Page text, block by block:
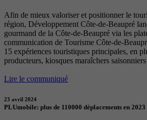
Afin de mieux valoriser et positionner le
région, Développement Côte-de-Beaupré
gourmand de la Côte-de-Beaupré via les
communication de Tourisme Côte-de-
15 expériences touristiques principales, en
producteurs, kiosques maraîchers
Lire le communiqué
23 avril 2024
PLUmobile: plus de 110000 déplacements en 2023